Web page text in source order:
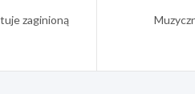
zaginioną